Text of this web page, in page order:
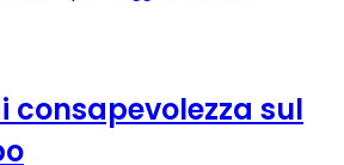
consapevolezza sul